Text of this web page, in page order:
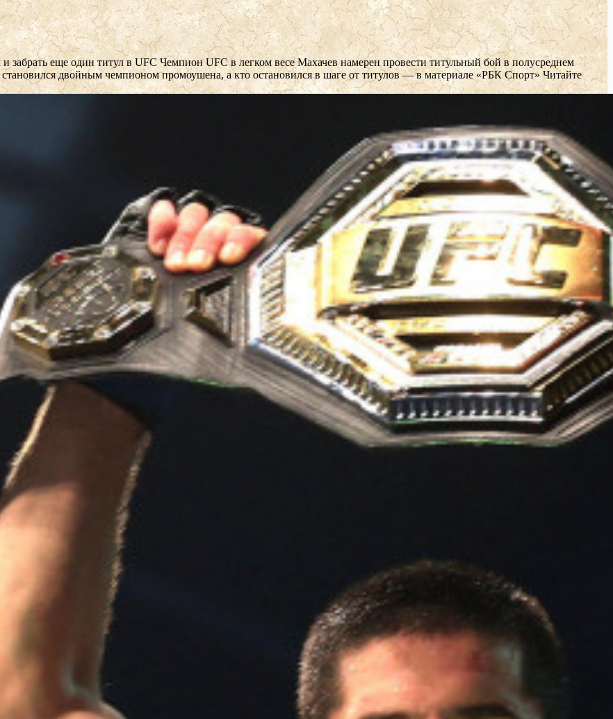
забрать еще один титул в UFCЧемпион UFC в легком весе Махачев намерен провести титульный бой в полусреднем
двойным чемпионом промоушена, а кто остановился в шаге от титулов — в материале «РБК Спорт» Читайте